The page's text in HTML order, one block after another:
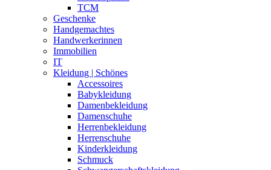
TCM
Geschenke
Handgemachtes
Handwerkerinnen
Immobilien
IT
Kleidung | Schönes
Accessoires
Babykleidung
Damenbekleidung
Damenschuhe
Herrenbekleidung
Herrenschuhe
Kinderkleidung
Schmuck